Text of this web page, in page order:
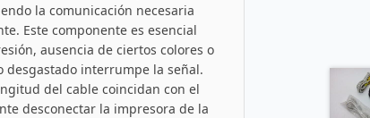
la comunicación necesaria
Este componente es esencial
ausencia de ciertos colores o
desgastado interrumpe la señal.
del cable coincidan con el
desconectar la impresora de la